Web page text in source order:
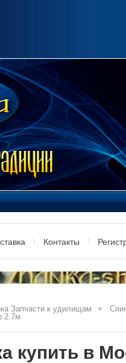
Контакты
Запчасти к удилищам
2.7м
купить в